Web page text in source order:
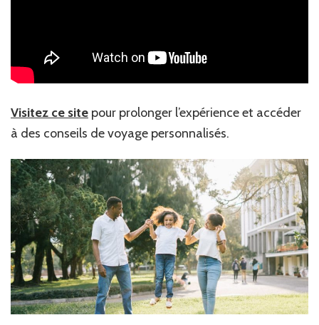
Visitez ce site pour prolonger l’expérience et accéder
à des conseils de voyage personnalisés.